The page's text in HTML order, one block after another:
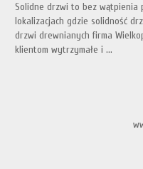
Solidne drzwi to bez wątpienia
lokalizacjach gdzie solidność
drzwi drewnianych firma
klientom wytrzymałe i ...